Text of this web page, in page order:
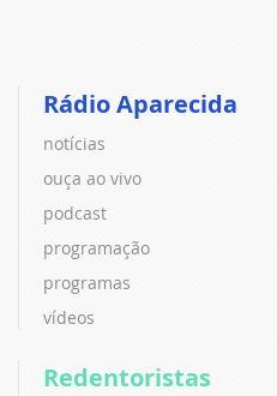
Rádio Aparecida
notícias
ouça ao vivo
podcast
programação
programas
vídeos
Redentoristas